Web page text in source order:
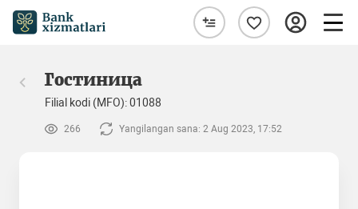
Гостиница
Filial kodi (MFO): 01088
266 Yangilangan sana: 2 Aug 2023, 17:52